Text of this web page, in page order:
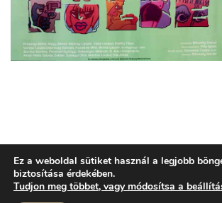
KAPCSOLAT
Ez a weboldal sütiket használ a legjobb
biztosítása érdekében.
Tudjon meg többet, vagy módosítsa a